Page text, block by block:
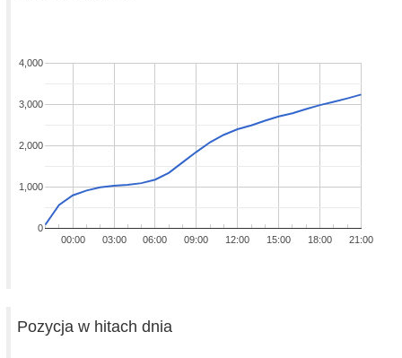
00:00 03:00 06:00 09:00 12:00 15:00 18:00 21:00
0
1,000
2,000
3,000
4,000
Pozycja w hitach dnia